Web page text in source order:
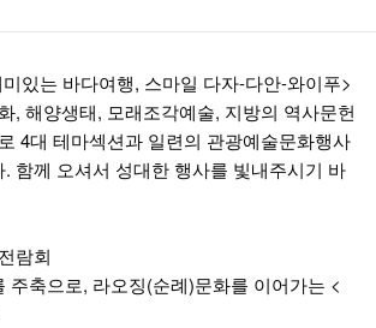
있는 바다여행, 스마일 다자-다안-와이푸>
, 해양생태, 모래조각예술, 지방의 역사문헌
4대 테마섹션과 일련의 관광예술문화행사
함께 오셔서 성대한 행사를 빛내주시기 바
람회
주축으로, 라오징(순례)문화를 이어가는 <